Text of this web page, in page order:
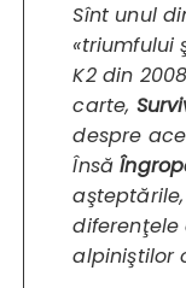
Sînt unul
«triumfului
K2 din
carte,
despre
Însă
alpiniştilor